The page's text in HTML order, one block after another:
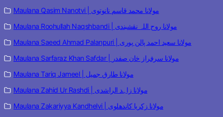
Maulana Qasim Nanotvi | مولانا محمد قاسم نانوتوی
Maulana Roohullah Naqshbandi | مولانا روح اللہ نقشبندی
Maulana Saeed Ahmad Palanpuri | مولانا سعید احمد پالن پوری
Maulana Sarfaraz Khan Safdar | مولانا سرفراز خان صفدر
Maulana Tariq Jameel | مولانا طارق جمیل
Maulana Zahid Ur Rashdi | مولانا زاہد الراشدی
Maulana Zakariyya Kandhelvi | مولانا زکریا کاندھلوی